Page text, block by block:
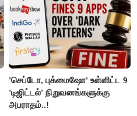
'செப்டோ, புக்மைஷோ' உள்ளிட்ட 9
'டிஜிட்டல்' நிறுவனங்களுக்கு
அபராதம்..!